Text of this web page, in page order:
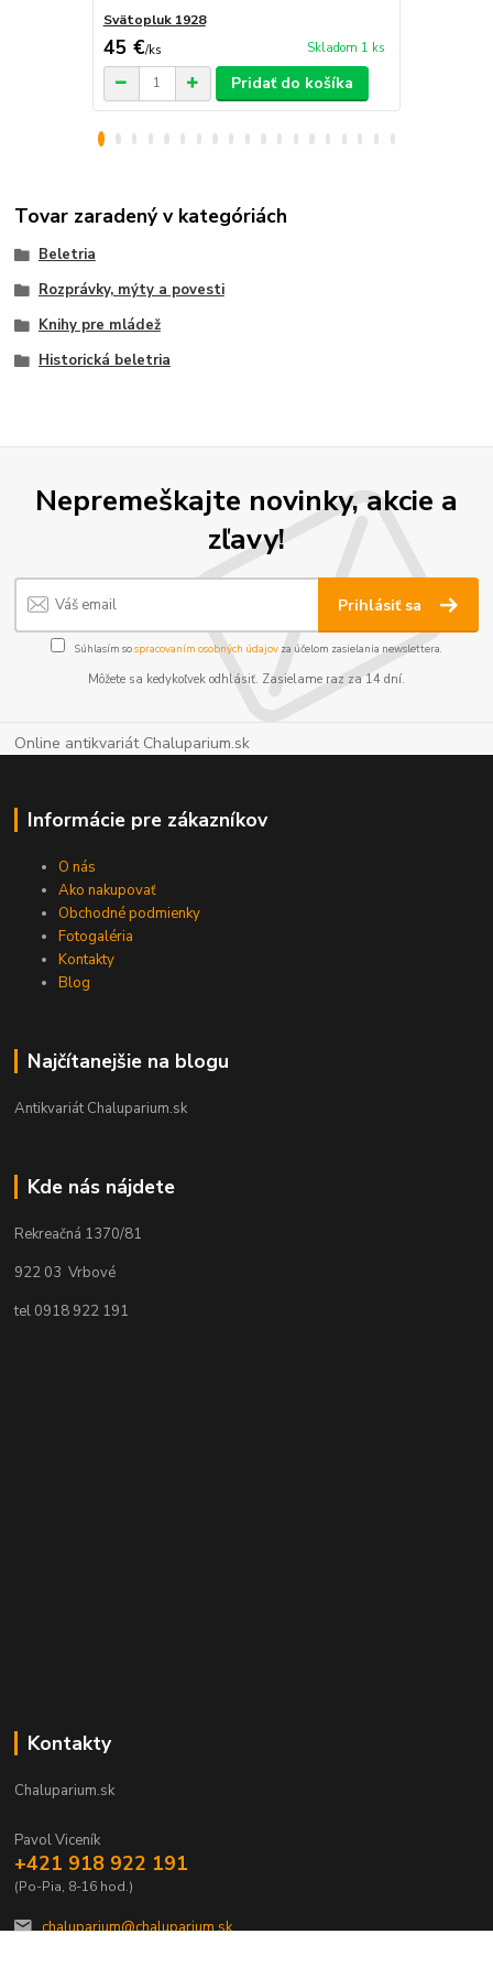
Svätopluk 1928
45 €/ks Skladom 1 ks
Pridať do košíka
Tovar zaradený v kategóriách
Beletria
Rozprávky, mýty a povesti
Knihy pre mládež
Historická beletria
Nepremeškajte novinky, akcie a
zľavy!
Prihlásiť sa
Súhlasím sospracovaním osobných údajov za účelom zasielania newslettera.
Môžete sa kedykoľvek odhlásiť. Zasielame raz za 14 dní.
Online antikvariát Chaluparium.sk
Informácie pre zákazníkov
O nás
Ako nakupovať
Obchodné podmienky
Fotogaléria
Kontakty
Blog
Najčítanejšie na blogu
Antikvariát Chaluparium.sk
Kde nás nájdete
Rekreačná 1370/81
922 03 Vrbové
tel 0918 922 191
Kontakty
Chaluparium.sk
Pavol Viceník
+421 918 922 191
(Po-Pia, 8-16 hod.)
chaluparium@chaluparium.sk